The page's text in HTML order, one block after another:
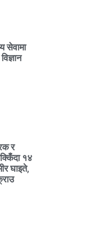
सेवामा
र
१४
घाइते,